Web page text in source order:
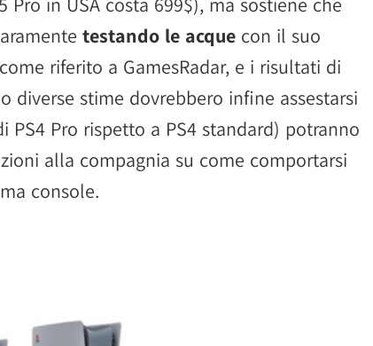
testando le acque con il suo
riferito a GamesRadar, e i risultati di
diverse stime dovrebbero infine assestarsi
PS4 Pro rispetto a PS4 standard) potranno
alla compagnia su come comportarsi
console.